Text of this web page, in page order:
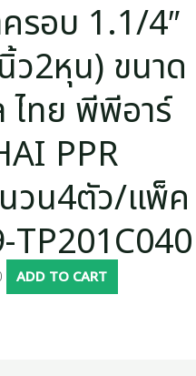
รอบ 1.1/4″
ว2หุน) ขนา
ไทย พีพีอาร์
PPR
วน4ตัว/แพ็
TP201C040
ADD TO CART